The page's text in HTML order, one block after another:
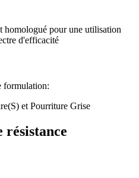
pour une utilisation
d'efficacité
formulation:
et Pourriture Grise
résistance